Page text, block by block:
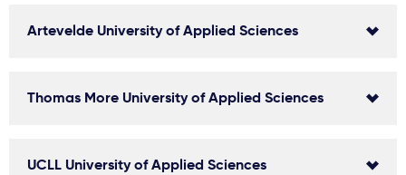
Svarbu
Artevelde University of Applied Sciences
Thomas More University of Applied Sciences
UCLL University of Applied Sciences